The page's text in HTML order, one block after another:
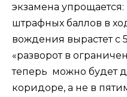
экзамена
штрафных баллов в
вождения вырастет с
«разворот в
теперь можно будет
коридоре, а не в